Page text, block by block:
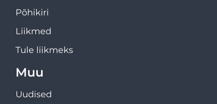
Põhikiri
Liikmed
Tule liikmeks
Muu
Uudised